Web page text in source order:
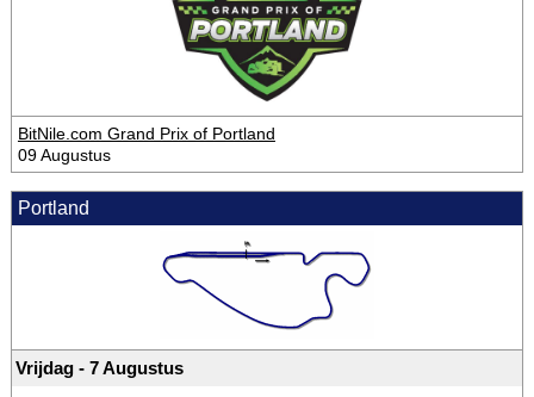
BitNile.com Grand Prix of Portland
09 Augustus
Portland
Vrijdag - 7 Augustus